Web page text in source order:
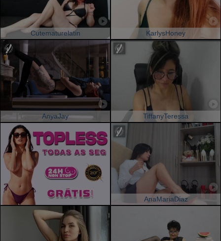
Cutematurelatin KarlysHoney
AnyaJay TiffanyTeressa
AnaMariaDiaz